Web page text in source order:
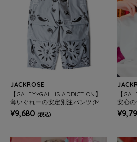
JACKROSE
【GALFY×GALLIS ADDICTION】
薄いぐれーの安定別注パンツ(ME
NS)
¥9,680 (税込)
【
安心
S/